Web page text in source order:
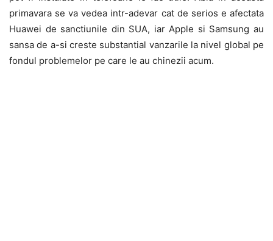
primavara se va vedea intr-adevar cat de serios e afectata
Huawei de sanctiunile din SUA, iar Apple si Samsung au
sansa de a-si creste substantial vanzarile la nivel global pe
fondul problemelor pe care le au chinezii acum.